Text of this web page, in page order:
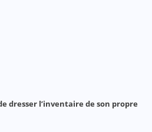
dresser l’inventaire de son propre